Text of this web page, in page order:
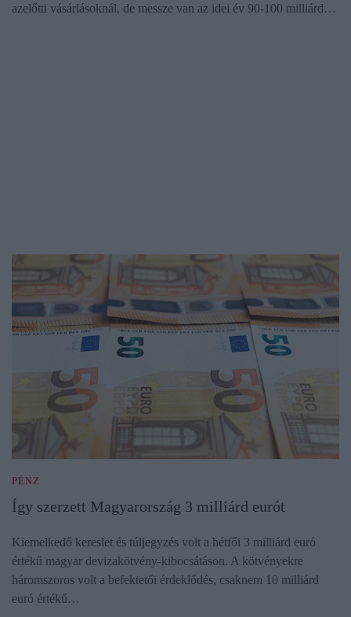
azelőtti vásárlásoknál, de messze van az idei év 90-100 milliárd…
PÉNZ
Így szerzett Magyarország 3 milliárd eurót
Kiemelkedő kereslet és túljegyzés volt a hétfői 3 milliárd euró
értékű magyar devizakötvény-kibocsátáson. A kötvényekre
háromszoros volt a befektetői érdeklődés, csaknem 10 milliárd
euró értékű…